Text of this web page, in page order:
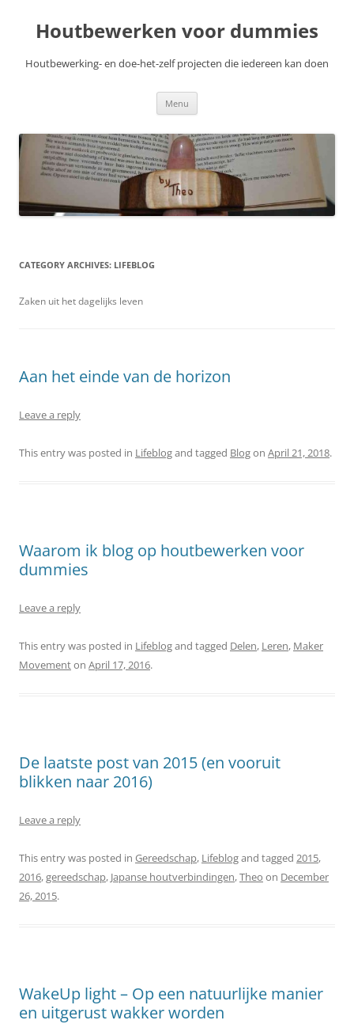
content
Houtbewerken voor dummies
Houtbewerking- en doe-het-zelf projecten die iedereen kan doen
Menu
CATEGORY ARCHIVES: LIFEBLOG
Zaken uit het dagelijks leven
Aan het einde van de horizon
Leave a reply
This entry was posted in Lifeblogand tagged Blogon April 21, 2018.
Waarom ik blog op houtbewerken voor
dummies
Leave a reply
This entry was posted in Lifeblogand tagged Delen, Leren, Maker
Movementon April 17, 2016.
De laatste post van 2015 (en vooruit
blikken naar 2016)
Leave a reply
This entry was posted in Gereedschap, Lifeblogand tagged 2015,
2016,gereedschap, Japanse houtverbindingen,Theo on December
26, 2015.
WakeUp light – Op een natuurlijke manier
en uitgerust wakker worden